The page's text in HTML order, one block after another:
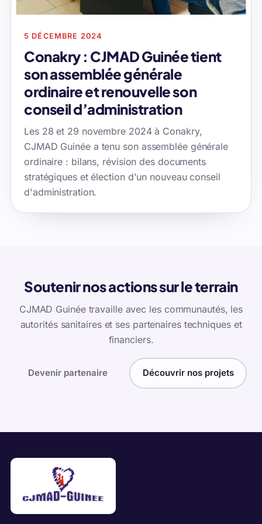
5 DÉCEMBRE 2024
Conakry : CJMAD Guinée tient
son assemblée générale
ordinaire et renouvelle son
conseil d’administration
Les 28 et 29 novembre 2024 à Conakry,
CJMAD Guinée a tenu son assemblée générale
ordinaire : bilans, révision des documents
stratégiques et élection d'un nouveau conseil
d'administration.
Soutenir nos actions sur le terrain
CJMAD Guinée travaille avec les communautés, les
autorités sanitaires et ses partenaires techniques et
financiers.
Devenir partenaire Découvrir nos projets